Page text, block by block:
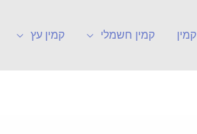
קמין קמין חשמלי קמין עץ